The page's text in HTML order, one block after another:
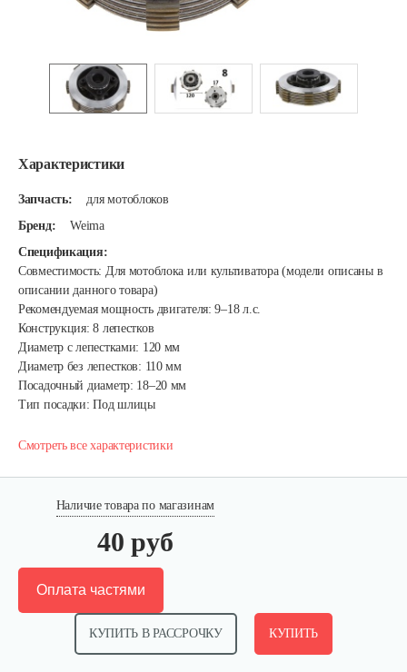
Характеристики
Запчасть:
для мотоблоков
Бренд:
Weima
Спецификация:
Совместимость: Для мотоблока или культиватора (модели описаны в
описании данного товара)
Рекомендуемая мощность двигателя: 9–18 л.с.
Конструкция: 8 лепестков
Диаметр с лепестками: 120 мм
Диаметр без лепестков: 110 мм
Посадочный диаметр: 18–20 мм
Тип посадки: Под шлицы
Смотреть все характеристики
40 руб
Наличие товара по магазинам
КУПИТЬ В РАССРОЧКУ КУПИТЬ
Оплата частями